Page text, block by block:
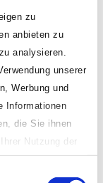
zu
anbieten zu
analysieren.
unserer
Werbung und
Informationen
die Sie ihnen
Nutzung der
stimmen Sie